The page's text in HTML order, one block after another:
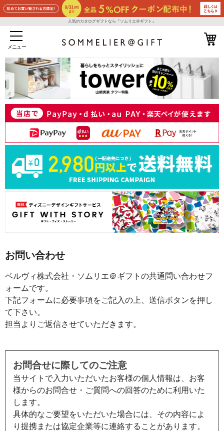
人気のカタログギフトなら『ソムリエ＠ギフト』
メニュー
お問い合わせ
ベルヴィ株式会社・ソムリエ＠ギフトの共通問い合わせフ
ォームです。
下記フォームに必要事項をご記入の上、送信ボタンを押し
て下さい。
担当よりご返信させていただきます。
お問合せに際してのご注意
当サイトで入力いただいたお客様の個人情報は、お客
様からのお問合せ・ご質問への回答のために利用いた
します。
具体的なご要望をいただいた場合には、その内容によ
り提携または協定企業等に連絡することがあります。